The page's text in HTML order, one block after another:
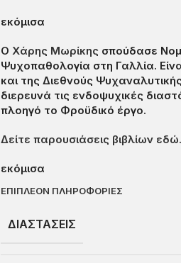
εκόμισα
ΟΧάρης Μωρίκης σπούδασε
Ψυχοπαθολογία στη Γαλλία.
και της Διεθνούς
διερευνά τις ενδοψυχικές
πλοηγό το Φροϋδικό έργο.
Δείτε παρουσιάσεις βιβλίων εδώ.
εκόμισα
ΕΠΙΠΛΈΟΝ ΠΛΗΡΟΦΟΡΊΕΣ
ΔΙΑΣΤΆΣΕΙΣ